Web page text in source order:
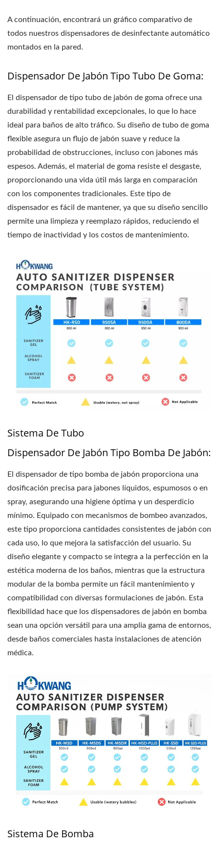
A continuación, encontrará un gráfico comparativo de
todos nuestros dispensadores de desinfectante automático
montados en la pared.
Dispensador De Jabón Tipo Tubo De Goma:
El dispensador de tipo tubo de jabón de goma ofrece una
durabilidad y rentabilidad excepcionales, lo que lo hace
ideal para baños de alto tráfico. Su diseño de tubo de goma
flexible asegura un flujo de jabón suave y reduce la
probabilidad de obstrucciones, incluso con jabones más
espesos. Además, el material de goma resiste el desgaste,
proporcionando una vida útil más larga en comparación
con los componentes tradicionales. Este tipo de
dispensador es fácil de mantener, ya que su diseño sencillo
permite una limpieza y reemplazo rápidos, reduciendo el
tiempo de inactividad y los costos de mantenimiento.
Sistema De Tubo
Dispensador De Jabón Tipo Bomba De Jabón:
El dispensador de tipo bomba de jabón proporciona una
dosificación precisa para jabones líquidos, espumosos o en
spray, asegurando una higiene óptima y un desperdicio
mínimo. Equipado con mecanismos de bombeo avanzados,
este tipo proporciona cantidades consistentes de jabón con
cada uso, lo que mejora la satisfacción del usuario. Su
diseño elegante y compacto se integra a la perfección en la
estética moderna de los baños, mientras que la estructura
modular de la bomba permite un fácil mantenimiento y
compatibilidad con diversas formulaciones de jabón. Esta
flexibilidad hace que los dispensadores de jabón en bomba
sean una opción versátil para una amplia gama de entornos,
desde baños comerciales hasta instalaciones de atención
médica.
Sistema De Bomba